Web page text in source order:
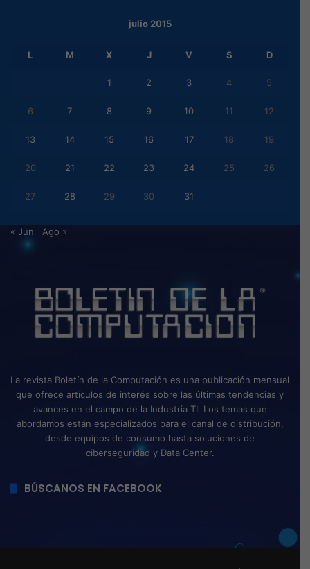
julio 2015
L M X J V S D
1 2 3 4 5
6 7 8 9 10 11 12
13 14 15 16 17 18 19
20 21 22 23 24 25 26
27 28 29 30 31
« Jun Ago »
La revista Boletín de la Computación es una publicación mensual
que ofrece artículos de interés sobre las últimas tendencias y
avances en el campo de la Industria TI. Los temas que
abordamos están especializados para el canal de distribución,
desde equipos de consumo hasta soluciones de
ciberseguridad y Data Center.
BÚSCANOS EN FACEBOOK